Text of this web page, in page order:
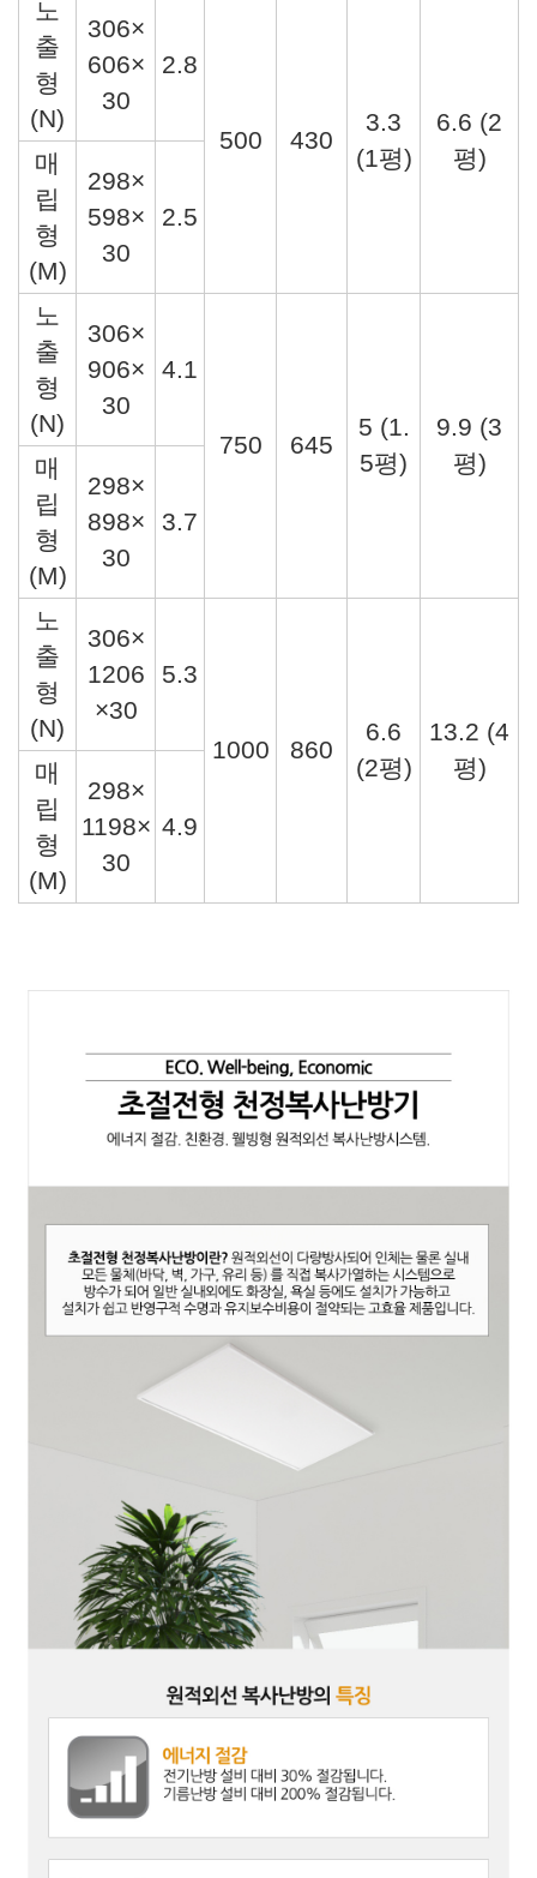
노
출
형
(N)
306×
606×
30
2.8
500 430
3.3
(1평)
6.6 (2
평)
매
립
형
(M)
298×
598×
30
2.5
노
출
형
(N)
306×
906×
30
4.1
750 645
5 (1.
5평)
9.9 (3
평)
매
립
형
(M)
298×
898×
30
3.7
노
출
형
(N)
306×
1206
×30
5.3
1000 860
6.6
(2평)
13.2 (4
평)
매
립
형
(M)
298×
1198×
30
4.9